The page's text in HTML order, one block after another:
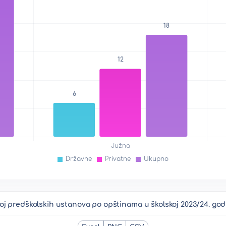
predškolskih ustanova po opštinama u školskoj 2023/24.